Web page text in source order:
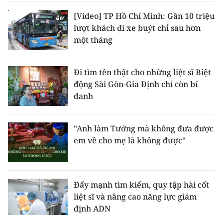
[Video] TP Hồ Chí Minh: Gần 10 triệu
lượt khách đi xe buýt chỉ sau hơn
một tháng
Đi tìm tên thật cho những liệt sĩ Biệt
động Sài Gòn-Gia Định chỉ còn bí
danh
"Anh làm Tướng mà không đưa được
em về cho mẹ là không được"
Đẩy mạnh tìm kiếm, quy tập hài cốt
liệt sĩ và nâng cao năng lực giám
định ADN